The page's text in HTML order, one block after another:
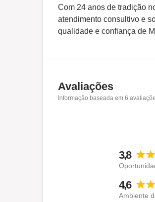
Com 24 anos de tradição
atendimento consultivo e
qualidade e confiança de
Avaliações
Informação baseada em 6
3,8
4,6
Ambiente